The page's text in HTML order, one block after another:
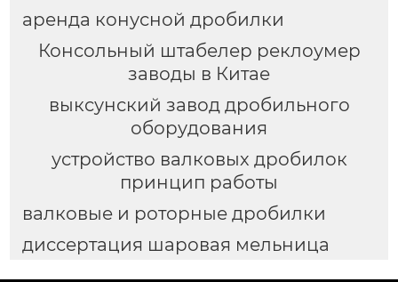
аренда конусной дробилки
Консольный штабелер реклоумер
заводы в Китае
выксунский завод дробильного
оборудования
устройство валковых дробилок
принцип работы
валковые и роторные дробилки
диссертация шаровая мельница